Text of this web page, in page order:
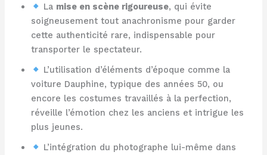
La mise en scène rigoureuse, qui évite
soigneusement tout anachronisme pour garder
cette authenticité rare, indispensable pour
transporter le spectateur.
L’utilisation d’éléments d’époque comme la
voiture Dauphine, typique des années 50, ou
encore les costumes travaillés à la perfection,
réveille l’émotion chez les anciens et intrigue les
plus jeunes.
L’intégration du photographe lui-même dans